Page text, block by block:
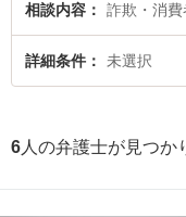
ラブル解決の実績豊富な近
求への対応を法律相談でき
りの相談者さんにおすすめで
相談内容 詐欺・消
詳細条件 未選択
6 人の弁護士が見つか